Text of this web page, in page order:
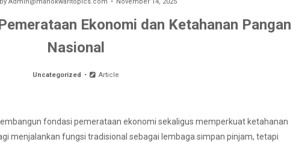
Ekonomi dan Ketahanan Pangan
Nasional
Uncategorized Article
fondasi pemerataan ekonomi sekaligus memperkuat ketahanan
menjalankan fungsi tradisional sebagai lembaga simpan pinjam, tetapi